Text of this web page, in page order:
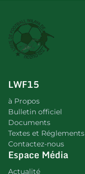
LWF15
à Propos
Bulletin officiel
Documents
Textes et Réglements
Contactez-nous
Espace Média
Actualité